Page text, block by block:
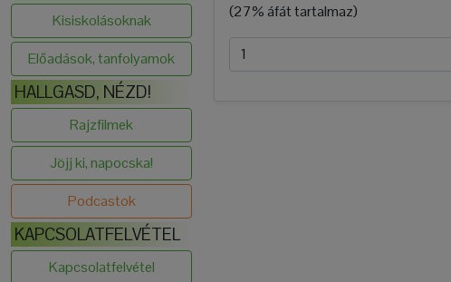
Kisiskolásoknak
Előadások, tanfolyamok
HALLGASD, NÉZD!
Rajzfilmek
Jöjj ki, napocska!
Podcastok
KAPCSOLATFELVÉTEL
Kapcsolatfelvétel
(27% áfát tartalmaz)